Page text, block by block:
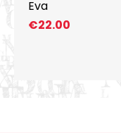
Eva
€22.00